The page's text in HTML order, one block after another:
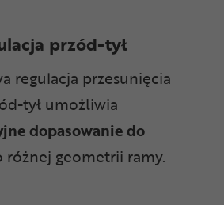
przód-tył
regulacja przesunięcia
tył umożliwia
dopasowanie do
różnej geometrii ramy.